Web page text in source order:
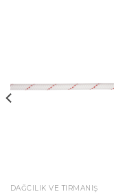
DAĞCILIK VE TIRMANIŞ